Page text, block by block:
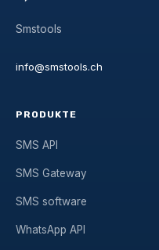
Smstools
info@smstools.ch
PRODUKTE
SMS API
SMS Gateway
SMS software
WhatsApp API